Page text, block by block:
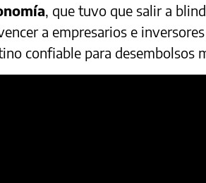
, que tuvo que salir a
a empresarios e
confiable para desembolsos